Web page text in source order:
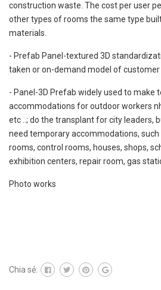
construction waste. The cost per user
other types of rooms the same type
materials.
- Prefab Panel-textured 3D
taken or on-demand model of customer
- Panel-3D Prefab widely used to make
accommodations for outdoor workers
etc ..; do the transplant for city leaders,
need temporary accommodations, such
rooms, control rooms, houses, shops,
exhibition centers, repair room, gas
Photo works
Chia sẻ: